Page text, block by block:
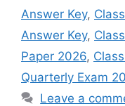
Answer Key,
Answer Key,
Paper 2026,
Quarterly Exam
Leave a